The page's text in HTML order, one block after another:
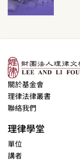
關於基金會
理律法律叢書
聯絡我們
理律學堂
單位
講者